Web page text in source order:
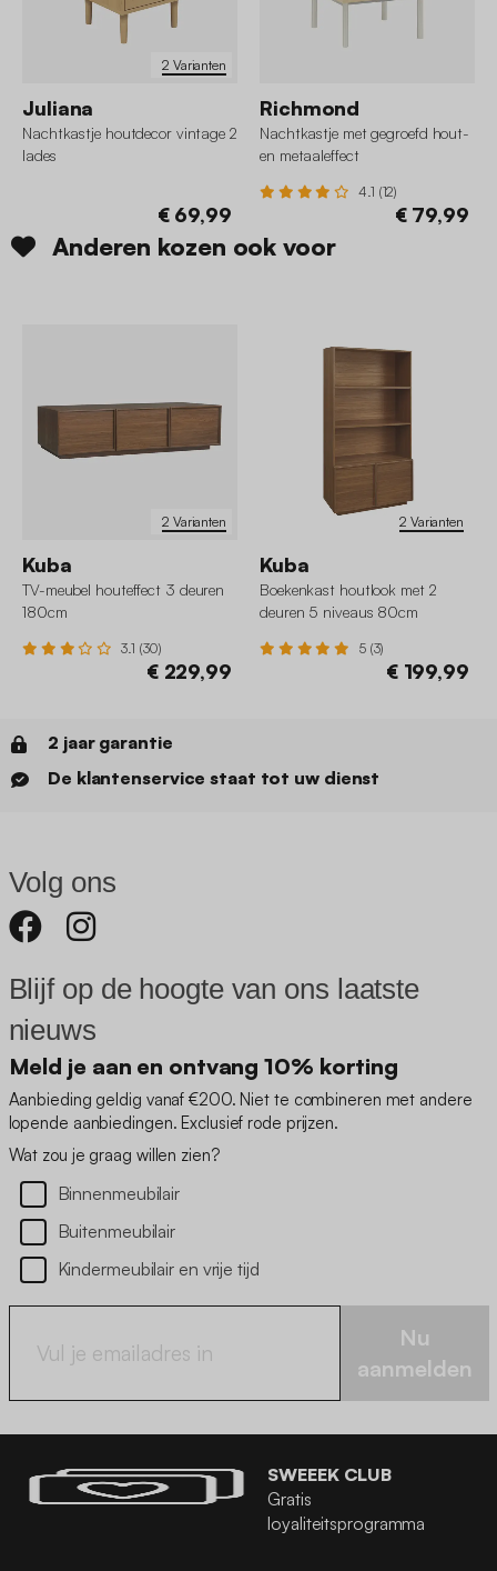
2 Varianten
Juliana
Nachtkastje houtdecor vintage 2
lades
€ 69,99
Richmond
Nachtkastje met gegroefd hout-
en metaaleffect
4.1 (12)
€ 79,99
Anderen kozen ook voor
2 Varianten
Kuba
TV-meubel houteffect 3 deuren
180cm
3.1 (30)
€ 229,99
2 Varianten
Kuba
Boekenkast houtlook met 2
deuren 5 niveaus 80cm
5 (3)
€ 199,99
2 jaar garantie
De klantenservice staat tot uw dienst
Volg ons
Blijf op de hoogte van ons laatste
nieuws
Meld je aan en ontvang 10% korting
Aanbieding geldig vanaf €200. Niet te combineren met andere
lopende aanbiedingen. Exclusief rode prijzen.
Wat zou je graag willen zien?
Binnenmeubilair
Buitenmeubilair
Kindermeubilair en vrije tijd
Nu
aanmelden
SWEEEK CLUB
Gratis
loyaliteitsprogramma